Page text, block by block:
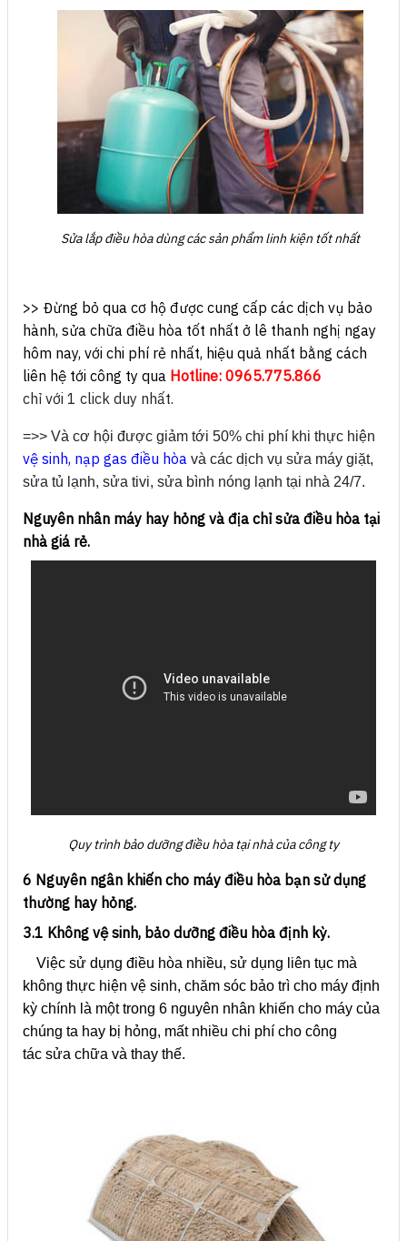
Sửa lắp điều hòa dùng các sản phẩm linh kiện tốt nhất
>> Đừng bỏ qua cơ hộ được cung cấp các dịch vụ bảo
hành, sửa chữa điều hòa tốt nhất ở lê thanh nghị ngay
hôm nay, với chi phí rẻ nhất, hiệu quả nhất bằng cách
liên hệ tới công ty qua Hotline: 0965.775.866
chỉ với 1 click duy nhất.
=>> Và cơ hội được giảm tới 50% chi phí khi thực hiện
vệ sinh, nạp gas điều hòa và các dịch vụ sửa máy giặt,
sửa tủ lạnh, sửa tivi, sửa bình nóng lạnh tại nhà 24/7.
Nguyên nhân máy hay hỏng và địa chỉ sửa điều hòa tại
nhà giá rẻ.
Quy trình bảo dưỡng điều hòa tại nhà của công ty
6 Nguyên ngân khiến cho máy điều hòa bạn sử dụng
thường hay hỏng.
3.1 Không vệ sinh, bảo dưỡng điều hòa định kỳ.
Việc sử dụng điều hòa nhiều, sử dụng liên tục mà
không thực hiện vệ sinh, chăm sóc bảo trì cho máy định
kỳ chính là một trong 6 nguyên nhân khiến cho máy của
chúng ta hay bị hỏng, mất nhiều chi phí cho công
tác sửa chữa và thay thế.